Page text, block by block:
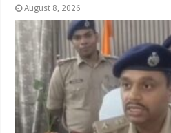
August 8, 2026